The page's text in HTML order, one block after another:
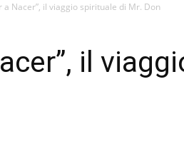
a Nacer”, il viaggio spirituale di Mr. Don
il